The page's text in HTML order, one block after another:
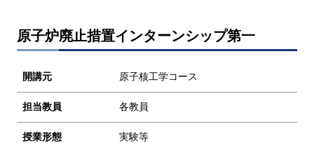
原子炉廃止措置インターンシップ第一
開講元 原子核工学コース
担当教員 各教員
授業形態 実験等